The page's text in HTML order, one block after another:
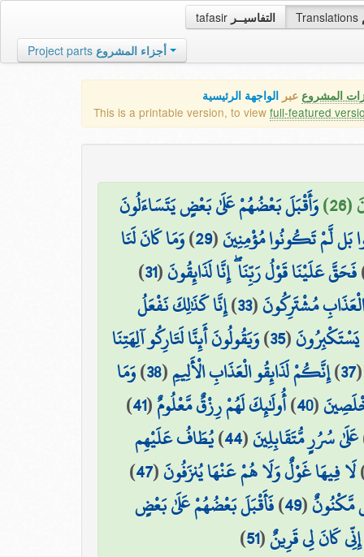
tafasir التفاسيــر Translations
Project parts أجزاء المشروع
المشروع عبر الواجهة الرئيسية
This is a printable version, to view full-featured
وَأَقْبَلَ بَعْضُهُمْ عَلَىٰ بَعْضٍ يَتَسَاءَلُونَ
بَل لَّمْ تَكُونُوا مُؤْمِنِينَ(
29
)وَمَا كَانَ لَنَا
فَحَقَّ عَلَيْنَا قَوْلُ رَبِّنَا ۖ إِنَّا لَذَائِقُونَ(
31
)
مُشْتَرِكُونَ(
33
)إِنَّا كَذَٰلِكَ نَفْعَلُ
يَسْتَكْبِرُونَ(
35
)وَيَقُولُونَ أَئِنَّا لَتَارِكُو آلِهَتِنَا
37
)إِنَّكُمْ لَذَائِقُو الْعَذَابِ الْأَلِيمِ(
38
)وَمَا
(
40
)أُولَٰئِكَ لَهُمْ رِزْقٌ مَّعْلُومٌ(
41
)
عَلَىٰ سُرُرٍ مُّتَقَابِلِينَ(
44
)يُطَافُ عَلَيْهِم
لَا فِيهَا غَوْلٌ وَلَا هُمْ عَنْهَا يُنزَفُونَ(
47
)
مَّكْنُونٌ(
49
)فَأَقْبَلَ بَعْضُهُمْ عَلَىٰ بَعْضٍ
كَانَ لِي قَرِينٌ(
51
)